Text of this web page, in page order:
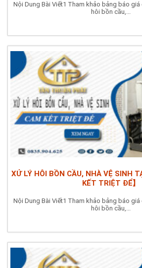
Nội Dung Bài Viết1 Tham khảo bảng báo
hôi bồn cầu,...
XỬ LÝ HÔI BỒN CẦU, NHÀ VỆ SINH
KẾT TRIỆT ĐỂ】
Nội Dung Bài Viết1 Tham khảo bảng báo
hôi bồn cầu,...